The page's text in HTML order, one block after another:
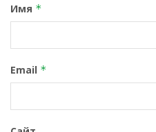
Имя *
Email *